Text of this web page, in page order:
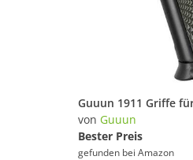
von Guuun
Bester Preis
gefunden bei Amazon